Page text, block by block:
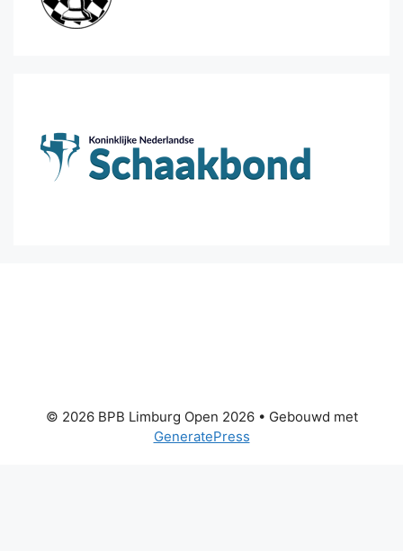
© 2026 BPB Limburg Open 2026• Gebouwd met
GeneratePress